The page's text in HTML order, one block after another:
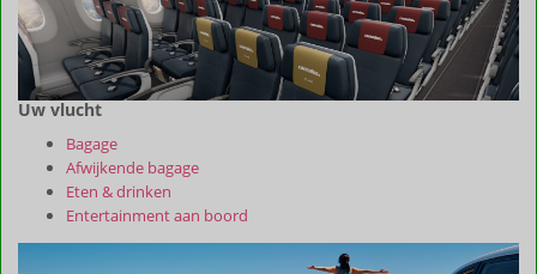
Uw vlucht
Bagage
Afwijkende bagage
Eten & drinken
Entertainment aan boord